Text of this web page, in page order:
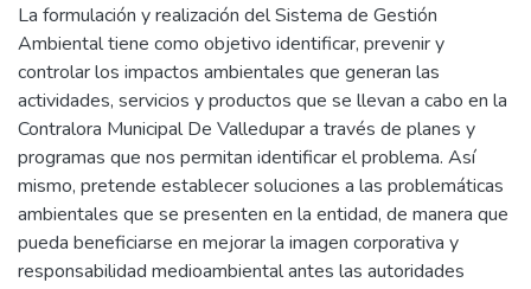
La formulación y realización del Sistema de Gestión
Ambiental tiene como objetivo identificar, prevenir y
controlar los impactos ambientales que generan las
actividades, servicios y productos que se llevan a cabo en la
Contralora Municipal De Valledupar a través de planes y
programas que nos permitan identificar el problema. Así
mismo, pretende establecer soluciones a las problemáticas
ambientales que se presenten en la entidad, de manera que
pueda beneficiarse en mejorar la imagen corporativa y
responsabilidad medioambiental antes las autoridades